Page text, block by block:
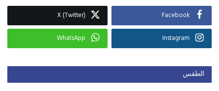
Facebook
X (Twitter)
Instagram
WhatsApp
الطقس